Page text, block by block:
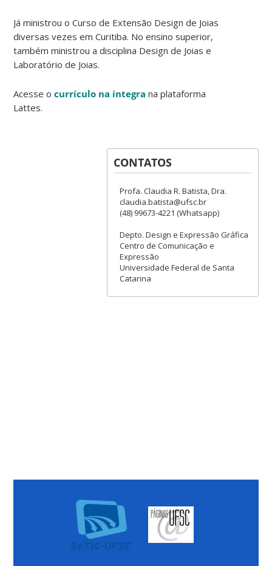
Já ministrou o Curso de Extensão Design de Joias
diversas vezes em Curitiba. No ensino superior,
também ministrou a disciplina Design de Joias e
Laboratório de Joias.
Acesse ocurrículo na íntegra na plataforma
Lattes.
CONTATOS
Profa. Claudia R. Batista, Dra.
claudia.batista@ufsc.br
(48) 99673-4221 (Whatsapp)
Depto. Design e Expressão Gráfica
Centro de Comunicação e
Expressão
Universidade Federal de Santa
Catarina